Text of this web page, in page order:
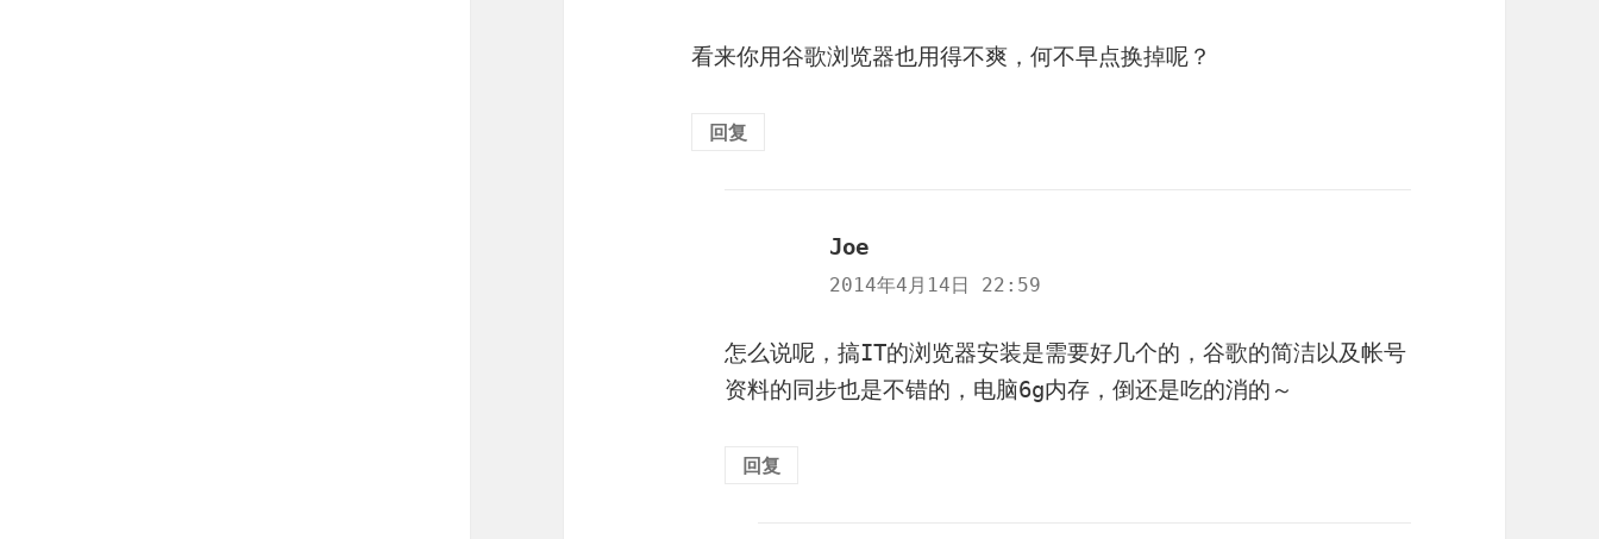
看来你用谷歌浏览器也用得不爽，何不早点换掉呢？
回复
Joe
道：
2014年4月14日 22:59
怎么说呢，搞IT的浏览器安装是需要好几个的，谷歌的简洁以及帐号
资料的同步也是不错的，电脑6g内存，倒还是吃的消的～
回复